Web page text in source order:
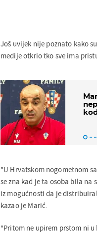
Još uvijek nije poznato kako
medije otkrio tko sve ima
"U Hrvatskom nogometnom
se zna kad je ta osoba bila na
iz mogućnosti da je
kazao je Marić.
"Pritom ne upirem prstom ni